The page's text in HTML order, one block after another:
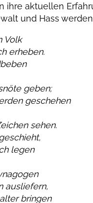
ihre aktuellen
und Hass
Volk
erheben.
öte geben;
geschehen
sehen.
legen
ausliefern,
bringen